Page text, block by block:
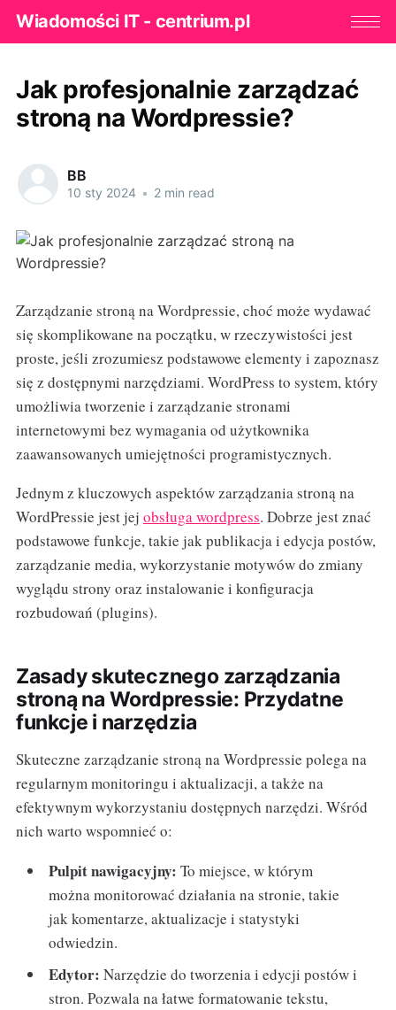
Wiadomości IT - centrium.pl
Jak profesjonalnie zarządzać
stroną na Wordpressie?
BB
10 sty 2024 • 2 min read
Zarządzanie stroną na Wordpressie, choć może wydawać
się skomplikowane na początku, w rzeczywistości jest
proste, jeśli zrozumiesz podstawowe elementy i zapoznasz
się z dostępnymi narzędziami. WordPress to system, który
umożliwia tworzenie i zarządzanie stronami
internetowymi bez wymagania od użytkownika
zaawansowanych umiejętności programistycznych.
Jednym z kluczowych aspektów zarządzania stroną na
WordPressie jest jej obsługa wordpress. Dobrze jest znać
podstawowe funkcje, takie jak publikacja i edycja postów,
zarządzanie media, wykorzystanie motywów do zmiany
wyglądu strony oraz instalowanie i konfiguracja
rozbudowań (plugins).
Zasady skutecznego zarządzania
stroną na Wordpressie: Przydatne
funkcje i narzędzia
Skuteczne zarządzanie stroną na Wordpressie polega na
regularnym monitoringu i aktualizacji, a także na
efektywnym wykorzystaniu dostępnych narzędzi. Wśród
nich warto wspomnieć o:
Pulpit nawigacyjny: To miejsce, w którym
można monitorować działania na stronie, takie
jak komentarze, aktualizacje i statystyki
odwiedzin.
Edytor: Narzędzie do tworzenia i edycji postów i
stron. Pozwala na łatwe formatowanie tekstu,